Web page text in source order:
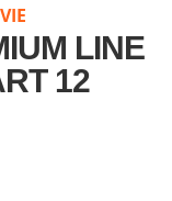
LINE
12